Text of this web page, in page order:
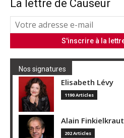
La lettre de Causeur
Nos signatures
Elisabeth Lévy
1190 Articles
Alain Finkielkraut
202 Articles